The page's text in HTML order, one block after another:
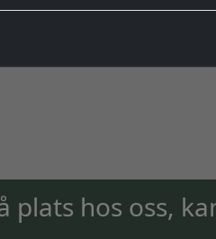
före och efter montage
plats hos oss,